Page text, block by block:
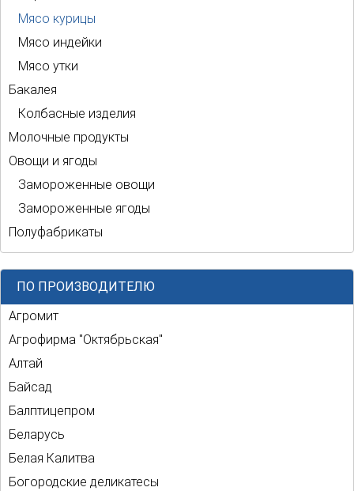
Мясо курицы
Мясо индейки
Мясо утки
Бакалея
Колбасные изделия
Молочные продукты
Овощи и ягоды
Замороженные овощи
Замороженные ягоды
Полуфабрикаты
ПО ПРОИЗВОДИТЕЛЮ
Агромит
Агрофирма "Октябрьская"
Алтай
Байсад
Балптицепром
Беларусь
Белая Калитва
Богородские деликатесы